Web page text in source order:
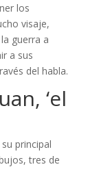
los
visaje,
guerra a
a sus
del habla.
‘el
principal
tres de